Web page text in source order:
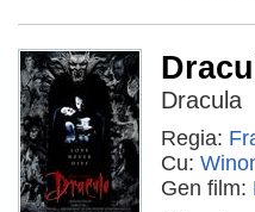
Dracula
Regia:
Cu:
Gen film: